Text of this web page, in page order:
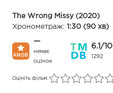
The Wrong Missy (2020)
Хронометраж: 1:30 (90 хв)
—
немає
оцінок
6.1/10
1292
Оцініть фільм: